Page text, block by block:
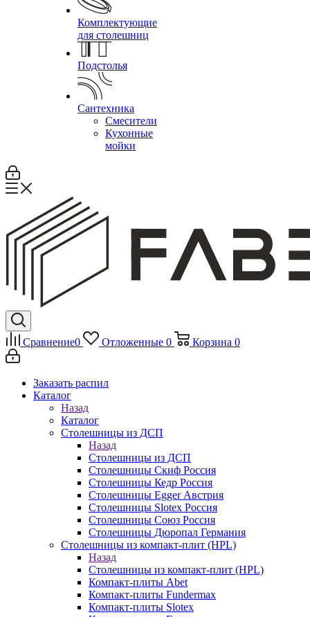
Комплектующие
для столешниц
Подстолья
Сантехника
Смесители
Кухонные
мойки
Сравнение0 Отложенные 0 Корзина 0
Заказать распил
Каталог
Назад
Каталог
Столешницы из ДСП
Назад
Столешницы из ДСП
Столешницы Скиф Россия
Столешницы Кедр Россия
Столешницы Egger Австрия
Столешницы Slotex Россия
Столешницы Союз Россия
Столешницы Дюропал Германия
Столешницы из компакт-плит (HPL)
Назад
Столешницы из компакт-плит (HPL)
Компакт-плиты Abet
Компакт-плиты Fundermax
Компакт-плиты Slotex